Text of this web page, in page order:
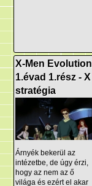
X-Men Evolution
1.évad 1.rész - X
stratégia
Árnyék bekerül az
intézetbe, de úgy érzi,
hogy az nem az ő
világa és ezért el akar